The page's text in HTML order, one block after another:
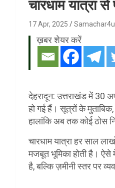
चारधाम यात्रा
17 Apr, 2025
ख़बर शेयर करें
देहरादून: उत्तराखंड में 30
हो गई हैं। सूत्रों के
हालांकि अब तक कोई ठोस
चारधाम यात्रा हर साल
मजबूत भूमिका होती है। ऐसे
है, बल्कि ज़मीनी स्तर पर